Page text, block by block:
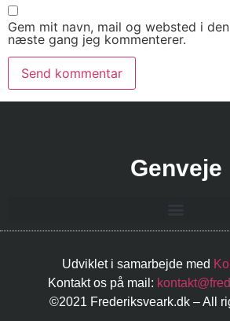
Gem mit navn, mail og websted i
næste gang jeg kommenterer.
Genveje
Udviklet i samarbejde med
Kontakt os på mail:
©2021 Frederiksveark.dk – All